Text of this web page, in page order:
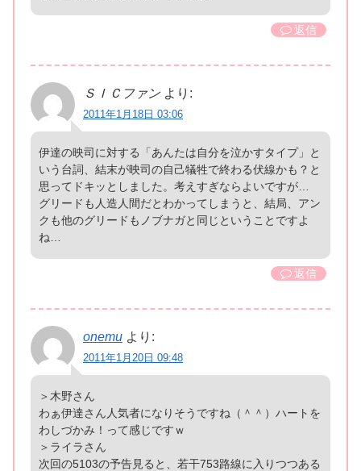
返信
ＳＩＣファン より:
2011年1月18日 03:06
伊達の映司に対する「あんたは自分を泣かすタイプ」と
いう台詞、結末が映司の自己犠牲で終わる伏線かも？と
思ってドキッとしました。考えすぎならよいですが…
グリードも人造人間だとわかってしまうと、結局、アン
クも他のグリードもノブナガと同じということですよ
ね…
返信
onemu より:
2011年1月20日 09:48
＞木野さん
わぁ伊達さん人気者になりそうですね（＾＾）ハートを
わしづかみ！って感じですｗ
＞ライラさん
次回の5103の予告見ると、若干753路線に入りつつある